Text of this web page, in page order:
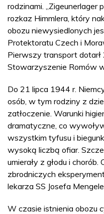
rodzinami. „Zigeunerlager
rozkaz Himmlera, który
obozu niewysiedlonych
Protektoratu Czech i
Pierwszy transport dotarł
Stowarzyszenie Romów
Do 21 lipca 1944 r.
osób, w tym rodziny z
zatłoczenie. Warunki
dramatyczne, co
wszystkim tyfusu i
wysoką liczbą ofiar.
umierały z głodu i
zbrodniczych
lekarza SS Josefa Mengele.
W czasie istnienia obozu